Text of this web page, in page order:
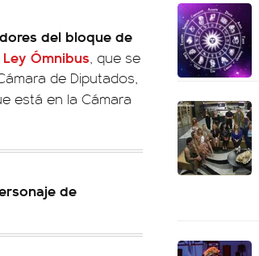
del bloque de
Ómnibus, que se
de Diputados,
está en la Cámara
de